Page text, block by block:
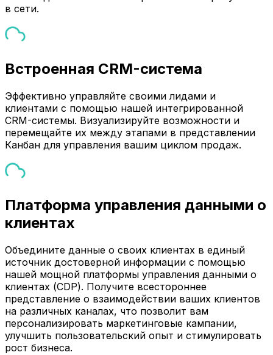
в сети.
Встроенная CRM-система
Эффективно управляйте своими лидами и
клиентами с помощью нашей интегрированной
CRM-системы. Визуализируйте возможности и
перемещайте их между этапами в представлении
Канбан для управления вашим циклом продаж.
Платформа управления данными о
клиентах
Объедините данные о своих клиентах в единый
источник достоверной информации с помощью
нашей мощной платформы управления данными о
клиентах (CDP). Получите всестороннее
представление о взаимодействии ваших клиентов
на различных каналах, что позволит вам
персонализировать маркетинговые кампании,
улучшить пользовательский опыт и стимулировать
рост бизнеса.